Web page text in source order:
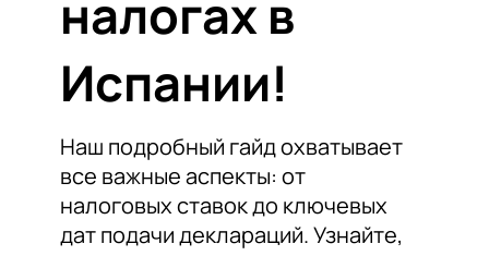
налогах в
Испании!
Наш подробный гайд охватывает
все важные аспекты: от
налоговых ставок до ключевых
дат подачи деклараций. Узнайте,